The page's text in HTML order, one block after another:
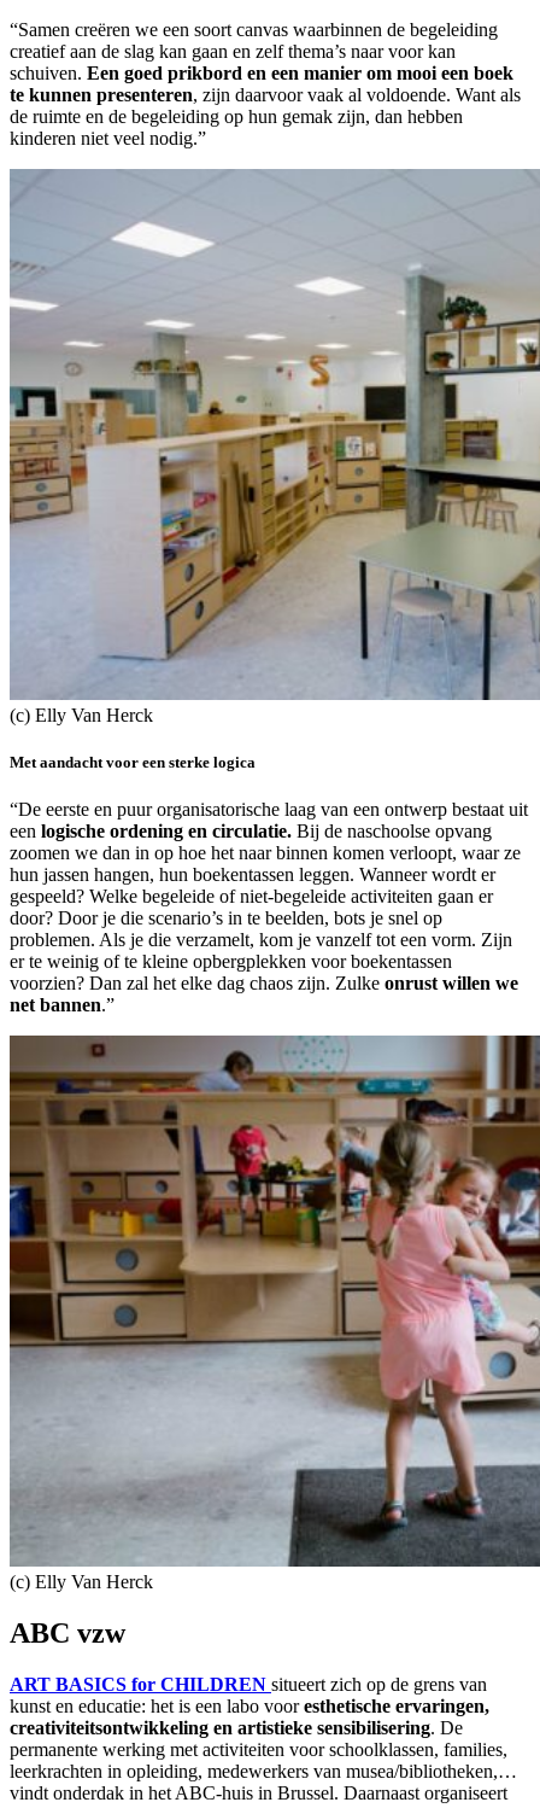
“Samen creëren we een soort canvas waarbinnen de begeleiding
creatief aan de slag kan gaan en zelf thema’s naar voor kan
schuiven. Een goed prikbord en een manier om mooi een boek
te kunnen presenteren, zijn daarvoor vaak al voldoende. Want als
de ruimte en de begeleiding op hun gemak zijn, dan hebben
kinderen niet veel nodig.”
(c) Elly Van Herck
Met aandacht voor een sterke logica
“De eerste en puur organisatorische laag van een ontwerp bestaat uit
een logische ordening en circulatie. Bij de naschoolse opvang
zoomen we dan in op hoe het naar binnen komen verloopt, waar ze
hun jassen hangen, hun boekentassen leggen. Wanneer wordt er
gespeeld? Welke begeleide of niet-begeleide activiteiten gaan er
door? Door je die scenario’s in te beelden, bots je snel op
problemen. Als je die verzamelt, kom je vanzelf tot een vorm. Zijn
er te weinig of te kleine opbergplekken voor boekentassen
voorzien? Dan zal het elke dag chaos zijn. Zulke onrust willen we
net bannen.”
(c) Elly Van Herck
ABC vzw
ART BASICS for CHILDREN situeert zich op de grens van
kunst en educatie: het is een labo vooresthetische ervaringen,
creativiteitsontwikkeling en artistieke sensibilisering. De
permanente werking met activiteiten voor schoolklassen, families,
leerkrachten in opleiding, medewerkers van musea/bibliotheken,…
vindt onderdak in het ABC-huis in Brussel. Daarnaast organiseert